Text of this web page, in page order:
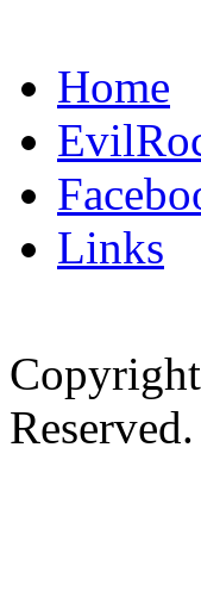
Home
Links
Reserved.